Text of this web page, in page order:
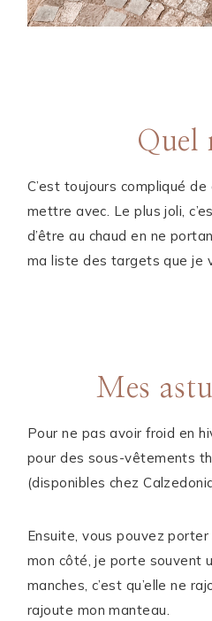
Quel
C’est toujours compliqué
mettre avec. Le plus joli,
d’être au chaud en ne
ma liste des targets que je
Mes
Pour ne pas avoir froid en
pour des sous-vêtements
(disponibles chez
Ensuite, vous pouvez
mon côté, je porte souvent
manches, c’est qu’elle ne
rajoute mon manteau.